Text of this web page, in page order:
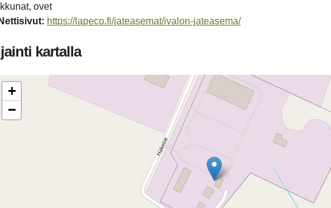
ovet
https://lapeco.fi/jateasemat/ivalon-jateasema/
kartalla
+
−